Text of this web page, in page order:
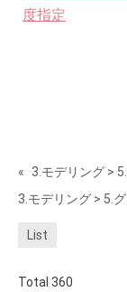
度指定
«
3.モデリング > 5.
List
Total 360